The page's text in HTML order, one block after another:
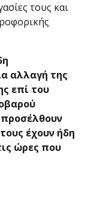
τους και
αλλαγή της
επί του
έχουν ήδη
ώρες που